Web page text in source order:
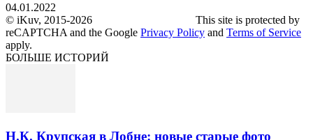
04.01.2022
© iKuv, 2015-2026 This site is protected by
reCAPTCHA and the Google Privacy Policy and Terms of Service
apply.
БОЛЬШЕ ИСТОРИЙ
Н.К. Крупская в Лобне: новые старые фото